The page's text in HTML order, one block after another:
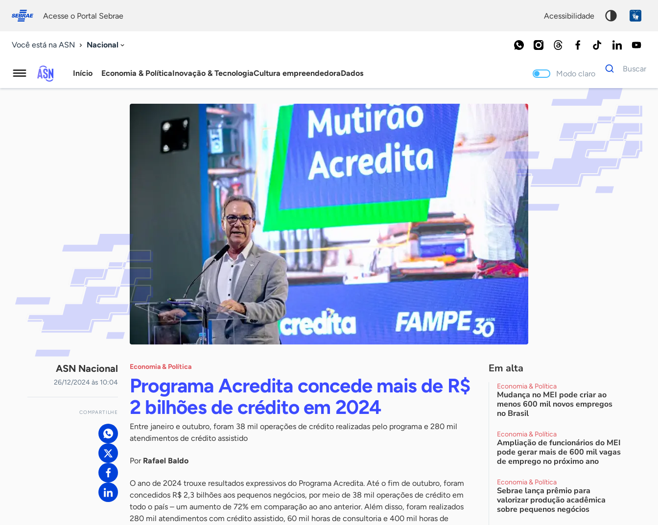
conosco
Acesse o Portal Sebrae acessibilidade
Você está na ASN Nacional
Agência
Início Economia & PolíticaInovação & TecnologiaCultura empreendedoraDados Modo claro
Dados
para
Buscar
Palavra
chave
ASN Nacional
26/12/2024 às 10:04
COMPARTILHE
Economia & Política
Programa Acredita concede mais de R$
2 bilhões de crédito em 2024
Entre janeiro e outubro, foram 38 mil operações de crédito realizadas pelo programa e 280 mil
atendimentos de crédito assistido
Por Rafael Baldo
O ano de 2024 trouxe resultados expressivos do Programa Acredita. Até o fim de outubro, foram
concedidos R$ 2,3 bilhões aos pequenos negócios, por meio de 38 mil operações de crédito em
todo o país – um aumento de 72% em comparação ao ano anterior. Além disso, foram realizados
280 mil atendimentos com crédito assistido, 60 mil horas de consultoria e 400 mil horas de
Em alta
Economia & Política
Mudança no MEI pode criar ao
menos 600 mil novos empregos
no Brasil
Economia & Política
Ampliação de funcionários do MEI
pode gerar mais de 600 mil vagas
de emprego no próximo ano
Economia & Política
Sebrae lança prêmio para
valorizar produção acadêmica
sobre pequenos negócios